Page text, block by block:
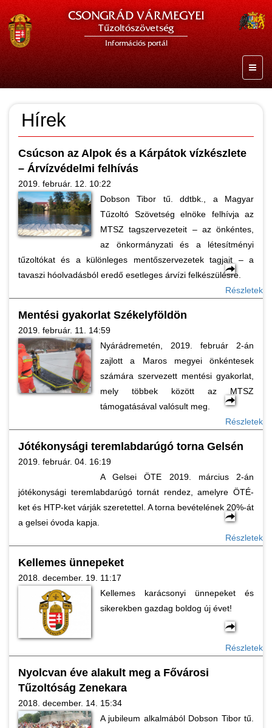
CSONGRÁD VÁRMEGYEI
Tűzoltószövetség
Információs portál
Hírek
Csúcson az Alpok és a Kárpátok vízkészlete
– Árvízvédelmi felhívás
2019. február. 12. 10:22
Dobson Tibor tű. ddtbk., a Magyar
Tűzoltó Szövetség elnöke felhívja az
MTSZ tagszervezeteit – az önkéntes,
az önkormányzati és a létesítményi
tűzoltókat és a különleges mentőszervezetek tagjait – a
tavaszi hóolvadásból eredő esetleges árvízi felkészülésre.
Részletek
Mentési gyakorlat Székelyföldön
2019. február. 11. 14:59
Nyárádremetén, 2019. február 2-án
zajlott a Maros megyei önkéntesek
számára szervezett mentési gyakorlat,
mely többek között az MTSZ
támogatásával valósult meg.
Részletek
Jótékonysági teremlabdarúgó torna Gelsén
2019. február. 04. 16:19
A Gelsei ÖTE 2019. március 2-án
jótékonysági teremlabdarúgó tornát rendez, amelyre ÖTÉ-
ket és HTP-ket várják szeretettel. A torna bevételének 20%-át
a gelsei óvoda kapja.
Részletek
Kellemes ünnepeket
2018. december. 19. 11:17
Kellemes karácsonyi ünnepeket és
sikerekben gazdag boldog új évet!
Részletek
Nyolcvan éve alakult meg a Fővárosi
Tűzoltóság Zenekara
2018. december. 14. 15:34
A jubileum alkalmából Dobson Tibor tű.